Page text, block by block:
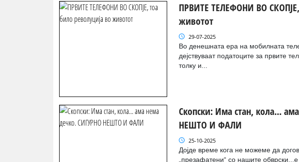
ПРВИТЕ ТЕЛЕФОНИ ВО
животот
29-07-2025
Во денешната ера на мобилната
дејствуваат податоците за првите
толку и...
Скопски: Има стан, кола...
НЕШТО И ФАЛИ
25-10-2025
Дојде време кога не можеме да
„презафатени“ со нашите